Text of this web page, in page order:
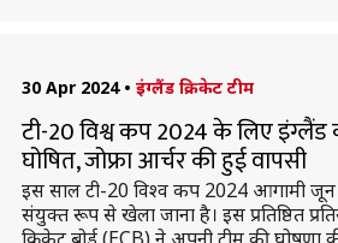
30 Apr 2024 • इंग्लैंड क्रिकेट टीम
टी-20 विश्व कप 2024 के लिए इंग्लैंड
घोषित, जोफ्रा आर्चर की हुई वापसी
इस साल टी-20 विश्व कप 2024 आगामी
संयुक्त रूप से खेला जाना है। इस प्रतिष्ठित